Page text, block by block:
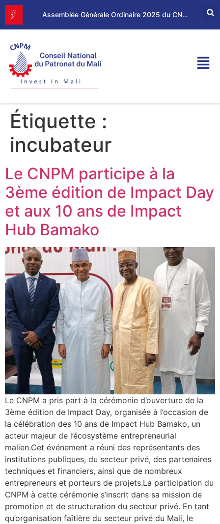
Assemblée Générale Ordinaire 2025 du CNPM
Étiquette :
incubateur
Le CNPM participe à la
3ème édition de Impact Day
et aux 10 ans de Impact
Hub Bamako
Le CNPM a pris part à la cérémonie d’ouverture de la
3ème édition de Impact Day, organisée à l’occasion de
la célébration des 10 ans de Impact Hub Bamako, un
acteur majeur de l’écosystème entrepreneurial
malien.Cet événement a réuni des représentants des
institutions publiques, du secteur privé, des partenaires
techniques et financiers, ainsi que de nombreux
entrepreneurs et porteurs de projets.La participation du
CNPM à cette cérémonie s’inscrit dans sa mission de
promotion et de structuration du secteur privé. En tant
qu’organisation faîtière du secteur privé du Mali, le